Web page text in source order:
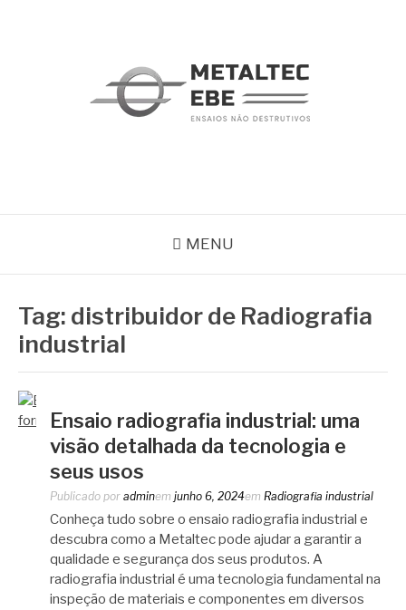
MENU
Tag: distribuidor de Radiografia
industrial
Ensaio radiografia industrial: uma
visão detalhada da tecnologia e
seus usos
Publicado por adminem junho 6, 2024em Radiografia industrial
Conheça tudo sobre o ensaio radiografia industrial e
descubra como a Metaltec pode ajudar a garantir a
qualidade e segurança dos seus produtos. A
radiografia industrial é uma tecnologia fundamental na
inspeção de materiais e componentes em diversos